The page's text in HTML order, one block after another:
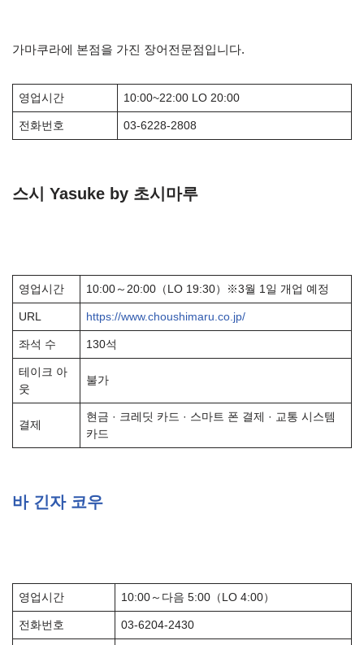
가마쿠라에 본점을 가진 장어전문점입니다.
영업시간 10:00~22:00 LO 20:00
전화번호 03-6228-2808
스시 Yasuke by 초시마루
영업시간 10:00～20:00（LO 19:30）※3월 1일 개업 예정
URL https://www.choushimaru.co.jp/
좌석 수 130석
테이크 아
웃
불가
결제
현금 · 크레딧 카드 · 스마트 폰 결제 · 교통 시스템
카드
바 긴자 코우
영업시간 10:00～다음 5:00（LO 4:00）
전화번호 03-6204-2430